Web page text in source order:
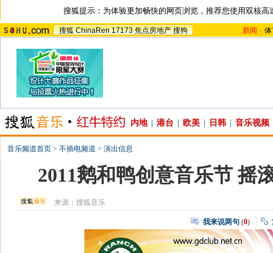
搜狐提示：为体验更加畅快的网页浏览，推荐您使用双核高
搜狐 ChinaRen 17173 焦点房地产 搜狗 新闻 -
内地 港台 欧美 日韩 音乐视频
音乐频道首页 > 不插电频道 > 演出信息
2011鹅和鸭创意音乐节 摇
来源：搜狐音乐
我来说两句 (0)